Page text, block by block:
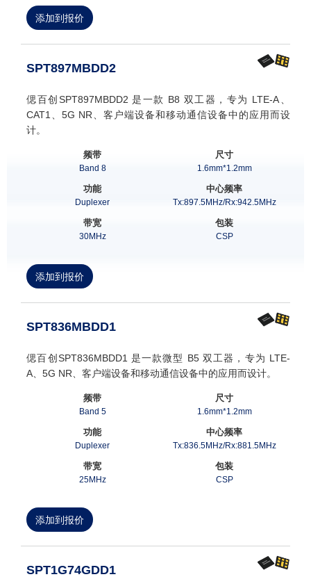
添加到报价
SPT897MBDD2
偲百创SPT897MBDD2 是一款 B8 双工器，专为 LTE-A、
CAT1、5G NR、客户端设备和移动通信设备中的应用而设
计。
频带
Band 8
尺寸
1.6mm*1.2mm
功能
Duplexer
中心频率
Tx:897.5MHz/Rx:942.5MHz
带宽
30MHz
包装
CSP
添加到报价
SPT836MBDD1
偲百创SPT836MBDD1 是一款微型 B5 双工器，专为 LTE-
A、5G NR、客户端设备和移动通信设备中的应用而设计。
频带
Band 5
尺寸
1.6mm*1.2mm
功能
Duplexer
中心频率
Tx:836.5MHz/Rx:881.5MHz
带宽
25MHz
包装
CSP
添加到报价
SPT1G74GDD1